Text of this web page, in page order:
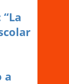
“La
a